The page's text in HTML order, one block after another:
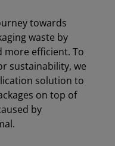
towards
waste by
more efficient. To
sustainability, we
solution to
on top of
by